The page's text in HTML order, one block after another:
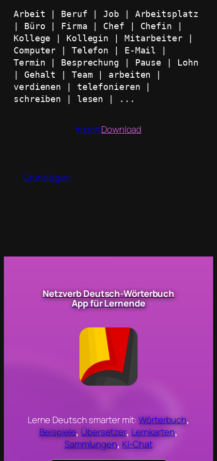
Arbeit | Beruf | Job | Arbeitsplatz
| Büro | Firma | Chef | Chefin |
Kollege | Kollegin | Mitarbeiter |
Computer | Telefon | E-Mail |
Termin | Besprechung | Pause | Lohn
| Gehalt | Team | arbeiten |
verdienen | telefonieren |
schreiben | lesen | ...
ImportDownload
Grundlagen
Netzverb Deutsch-Wörterbuch
App für Lernende
Lerne Deutsch smarter mit:Wörterbuch,
Beispiele, Übersetzer, Lernkarten,
Sammlungen, KI-Chat